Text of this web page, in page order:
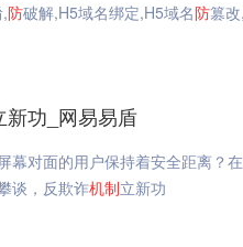
防破解,H5域名绑定,H5域名防篡
新功_网易易盾
幕对面的用户保持着安全距离？
谈，反欺诈机制立新功